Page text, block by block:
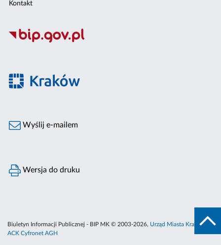
Kontakt
Wyślij e-mailem
Wersja do druku
Biuletyn Informacji Publicznej - BIP MK © 2003-2026, Urząd Miasta Krakowa
ACK Cyfronet AGH